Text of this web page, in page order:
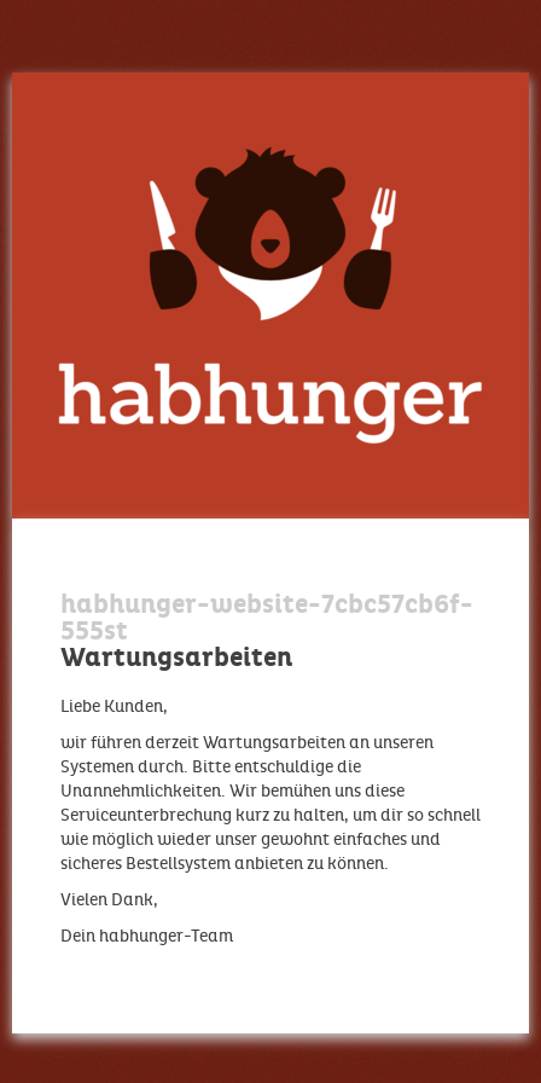
habhunger-website-7cbc57cb6f-
555st
Wartungsarbeiten
Liebe Kunden,
wir führen derzeit Wartungsarbeiten an unseren
Systemen durch. Bitte entschuldige die
Unannehmlichkeiten. Wir bemühen uns diese
Serviceunterbrechung kurz zu halten, um dir so schnell
wie möglich wieder unser gewohnt einfaches und
sicheres Bestellsystem anbieten zu können.
Vielen Dank,
Dein habhunger-Team